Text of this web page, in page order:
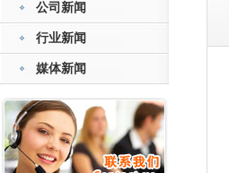
公司新闻
行业新闻
媒体新闻